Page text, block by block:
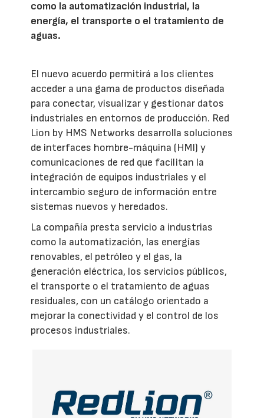
como la automatización industrial, la
energía, el transporte o el tratamiento de
aguas.
El nuevo acuerdo permitirá a los clientes
acceder a una gama de productos diseñada
para conectar, visualizar y gestionar datos
industriales en entornos de producción. Red
Lion by HMS Networks desarrolla soluciones
de interfaces hombre-máquina (HMI) y
comunicaciones de red que facilitan la
integración de equipos industriales y el
intercambio seguro de información entre
sistemas nuevos y heredados.
La compañía presta servicio a industrias
como la automatización, las energías
renovables, el petróleo y el gas, la
generación eléctrica, los servicios públicos,
el transporte o el tratamiento de aguas
residuales, con un catálogo orientado a
mejorar la conectividad y el control de los
procesos industriales.